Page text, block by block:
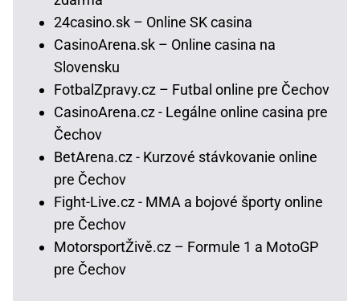
24casino.sk – Online SK casina
CasinoArena.sk – Online casina na
Slovensku
FotbalZpravy.cz – Futbal online pre Čechov
CasinoArena.cz - Legálne online casina pre
Čechov
BetArena.cz - Kurzové stávkovanie online
pre Čechov
Fight-Live.cz - MMA a bojové športy online
pre Čechov
MotorsportŽivě.cz – Formule 1 a MotoGP
pre Čechov